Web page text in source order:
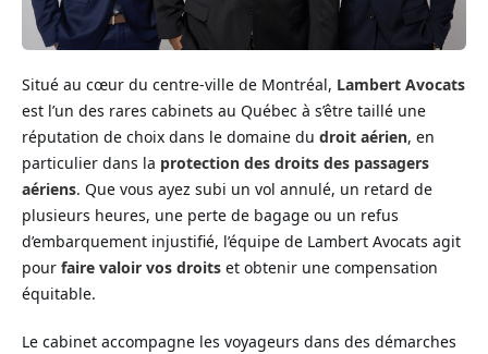
Situé au cœur du centre-ville de Montréal, Lambert Avocats
est l’un des rares cabinets au Québec à s’être taillé une
réputation de choix dans le domaine du droit aérien, en
particulier dans la protection des droits des passagers
aériens. Que vous ayez subi un vol annulé, un retard de
plusieurs heures, une perte de bagage ou un refus
d’embarquement injustifié, l’équipe de Lambert Avocats agit
pour faire valoir vos droits et obtenir une compensation
équitable.
Le cabinet accompagne les voyageurs dans des démarches